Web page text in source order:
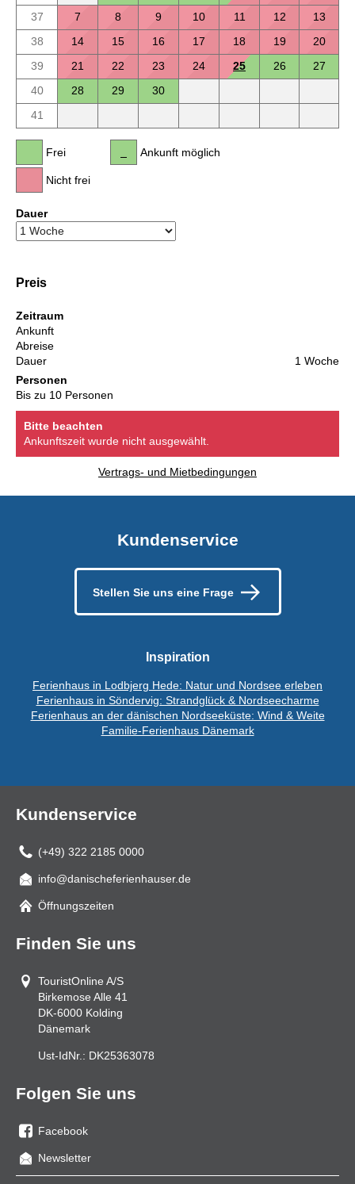
37
7 8 9 10 11 12
13
38
14 15 16 17 18 19
20
39
21 22 23 24 25 26
27
40
28 29
30
41
Frei
Nicht frei
Ankunft möglich
Dauer
Preis
Zeitraum
Ankunft
Abreise
Dauer
1 Woche
Personen
Bis zu 10 Personen
Bitte beachten
Ankunftszeit wurde nicht ausgewählt.
Vertrags- und Mietbedingungen
Kundenservice
Stellen Sie uns eine Frage
Inspiration
Ferienhaus in Lodbjerg Hede: Natur und Nordsee erleben
Ferienhaus in Söndervig: Strandglück & Nordseecharme
Ferienhaus an der dänischen Nordseeküste: Wind & Weite
Familie-Ferienhaus Dänemark
Kundenservice
(+49) 322 2185 0000
Mail
info@danischeferienhauser.de
Öffnungszeiten
Finden Sie uns
TouristOnline A/S
Birkemose Alle 41
DK-6000 Kolding
Dänemark
Ust-IdNr.: DK25363078
Folgen Sie uns
Sie
uns
Facebook
Newsletter